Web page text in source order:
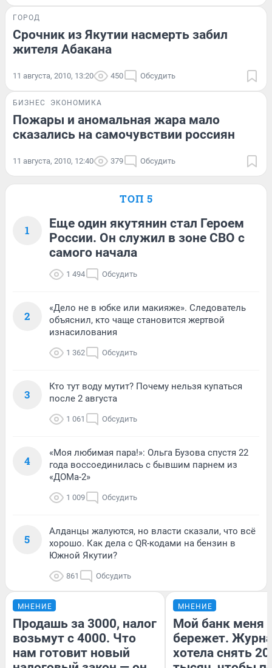
ГОРОД
Срочник из Якутии насмерть забил
жителя Абакана
11 августа, 2010, 13:20 450 Обсудить
БИЗНЕС ЭКОНОМИКА
Пожары и аномальная жара мало
сказались на самочувствии россиян
11 августа, 2010, 12:40 379 Обсудить
ТОП 5
1
Еще один якутянин стал Героем
России. Он служил в зоне СВО с
самого начала
1 494 Обсудить
2
«Дело не в юбке или макияже». Следователь
объяснил, кто чаще становится жертвой
изнасилования
1 362 Обсудить
3
Кто тут воду мутит? Почему нельзя купаться
после 2 августа
1 061 Обсудить
4
«Моя любимая пара!»: Ольга Бузова спустя 22
года воссоединилась с бывшим парнем из
«ДОМа-2»
1 009 Обсудить
5
Алданцы жалуются, но власти сказали, что всё
хорошо. Как дела с QR-кодами на бензин в
Южной Якутии?
861 Обсудить
МНЕНИЕ
Продашь за 3000, налог
возьмут с 4000. Что
нам готовит новый
МНЕНИЕ
Мой банк меня
бережет.
хотела снять